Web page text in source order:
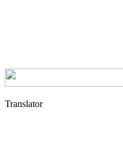
Translator